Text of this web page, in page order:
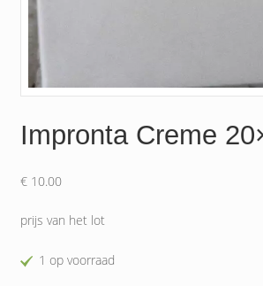
Impronta Creme
€10.00
prijs van het lot
1 op voorraad